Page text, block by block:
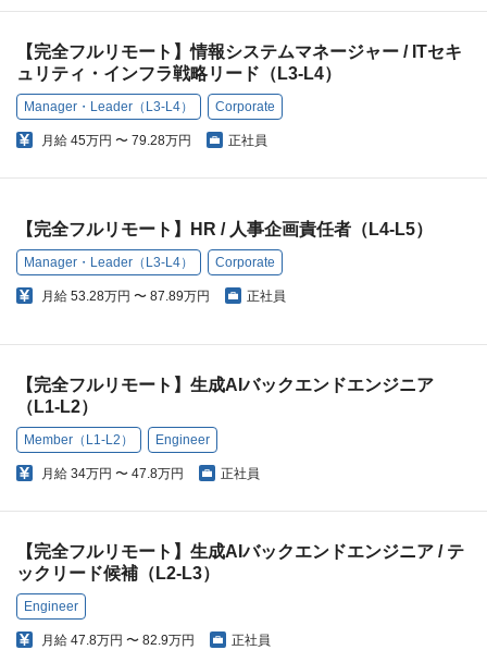
【完全フルリモート】情報システムマネージャー / ITセキ
ュリティ・インフラ戦略リード（L3-L4）
Manager・Leader（L3-L4） Corporate
月給 45万円 〜 79.28万円 正社員
【完全フルリモート】HR / 人事企画責任者（L4-L5）
Manager・Leader（L3-L4） Corporate
月給 53.28万円 〜 87.89万円 正社員
【完全フルリモート】生成AIバックエンドエンジニア
（L1-L2）
Member（L1-L2） Engineer
月給 34万円 〜 47.8万円 正社員
【完全フルリモート】生成AIバックエンドエンジニア / テ
ックリード候補（L2-L3）
Engineer
月給 47.8万円 〜 82.9万円 正社員